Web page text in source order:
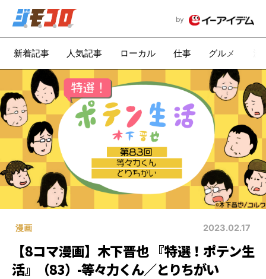
by
新着記事 人気記事 ローカル 仕事 グルメ
漫画 2023.02.17
【8コマ漫画】木下晋也 『特選！ポテン生
活』（83）-等々力くん／とりちがい